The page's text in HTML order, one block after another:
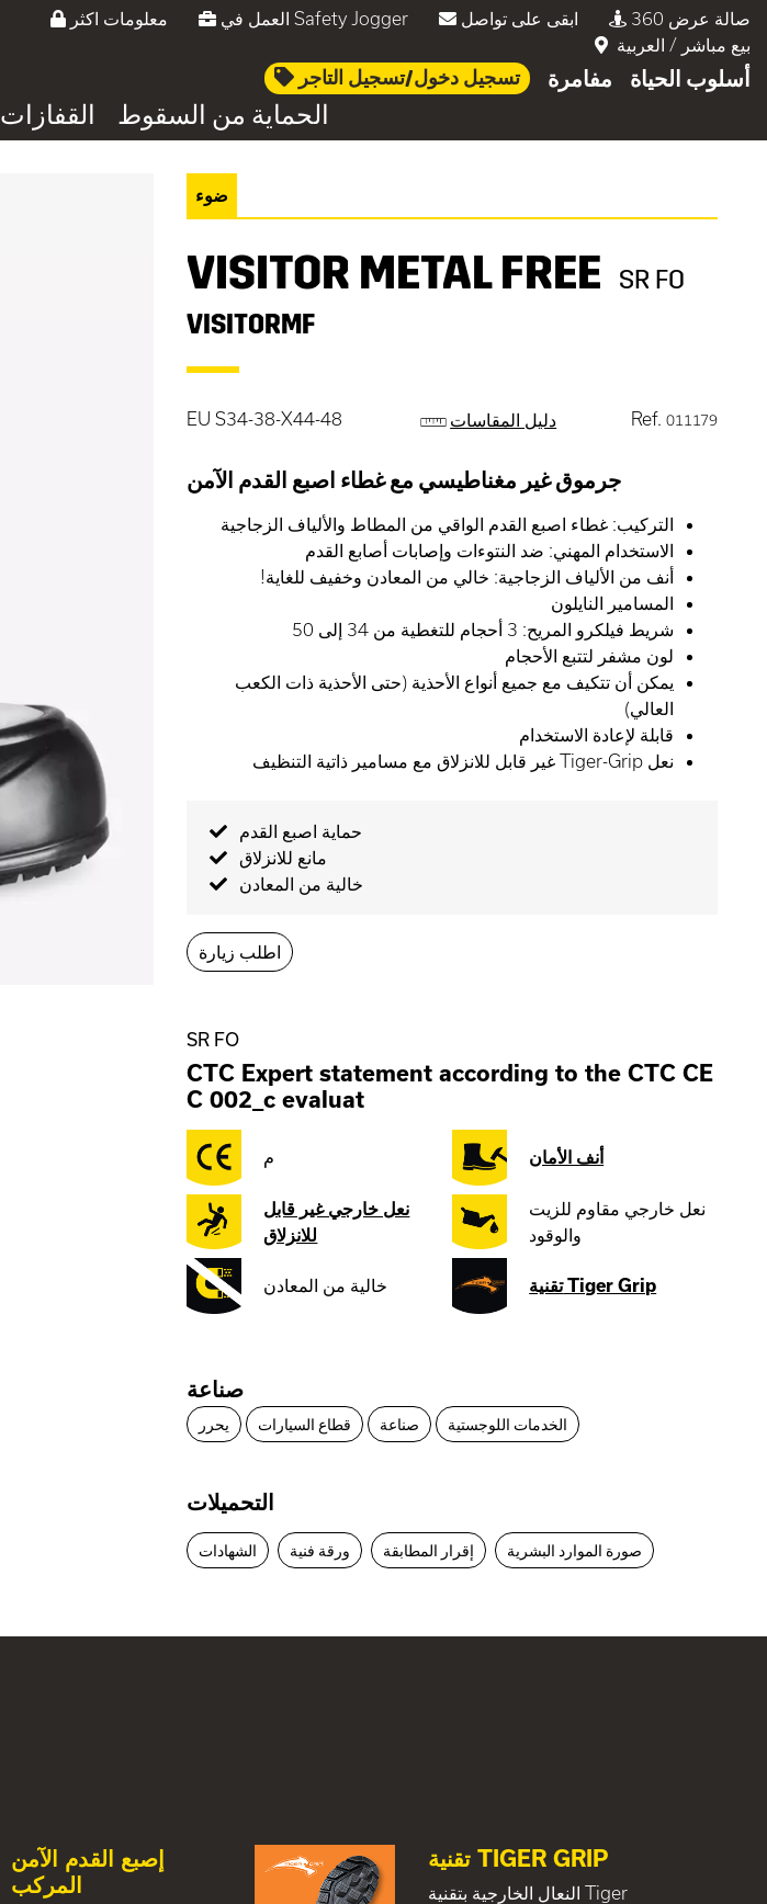
معلومات اكثر العمل في Safety Jogger ابقى على تواصل
صالة عرض 360
بيع مباشر / العربية
تسجيل دخول/تسجيل التاجر مفامرة أسلوب الحياة
القفازات الحماية من السقوط
ضوء
VISITOR METAL FREE
SR FO
VISITORMF
EU S34-38-X44-48 دليل المقاسات Ref. 011179
جرموق غير مغناطيسي مع غطاء اصبع القدم الآمن
التركيب: غطاء اصبع القدم الواقي من المطاط والألياف الزجاجية
الاستخدام المهني: ضد النتوءات وإصابات أصابع القدم
أنف من الألياف الزجاجية: خالي من المعادن وخفيف للغاية!
المسامير النايلون
شريط فيلكرو المريح: 3 أحجام للتغطية من 34 إلى 50
لون مشفر لتتبع الأحجام
يمكن أن تتكيف مع جميع أنواع الأحذية (حتى الأحذية ذات الكعب
العالي)
قابلة لإعادة الاستخدام
نعل Tiger-Grip غير قابل للانزلاق مع مسامير ذاتية التنظيف
حماية اصبع القدم
مانع للانزلاق
خالية من المعادن
اطلب زيارة
SR FO
CTC Expert statement according to the CTC CE
C 002_c evaluat
م أنف الأمان
نعل خارجي غير قابل
للانزلاق
نعل خارجي مقاوم للزيت
والوقود
خالية من المعادن تقنية Tiger Grip
صناعة
يحرر قطاع السيارات صناعة الخدمات اللوجستية
التحميلات
الشهادات ورقة فنية إقرار المطابقة صورة الموارد البشرية
إصبع القدم الآمن
المركب
تقنية TIGER GRIP
النعال الخارجية بتقنية Tiger